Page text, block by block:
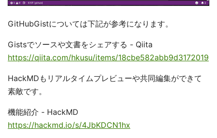
GitHubGistについては下記が参考になります。
Gistsでソースや文書をシェアする - Qiita
https://qiita.com/hkusu/items/18cbe582abb9d3172019
HackMDもリアルタイムプレビューや共同編集ができて
素敵です。
機能紹介 - HackMD
https://hackmd.io/s/4JbKDCN1hx